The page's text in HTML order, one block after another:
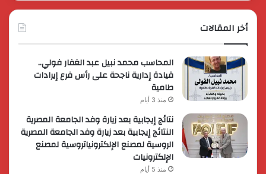
أخر المقالات
المحاسب محمد نبيل عبد الغفار فولي..
قيادة إدارية ناجحة على رأس فرع إيرادات
طامية
منذ 3 أيام
نتائج إيجابية بعد زيارة وفد الجامعة المصرية
النتائج إيجابية بعد زيارة وفد الجامعة المصرية
الروسية لمصنع الإلكترونياتروسية لمصنع
الإلكترونيات
منذ 5 أيام